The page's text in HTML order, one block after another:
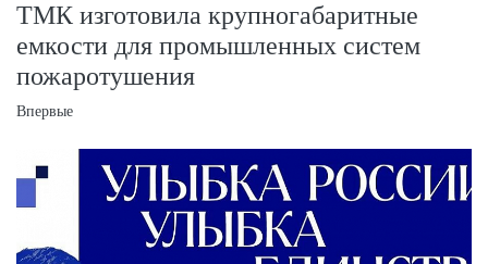
ТМК изготовила крупногабаритные
емкости для промышленных систем
пожаротушения
Впервые